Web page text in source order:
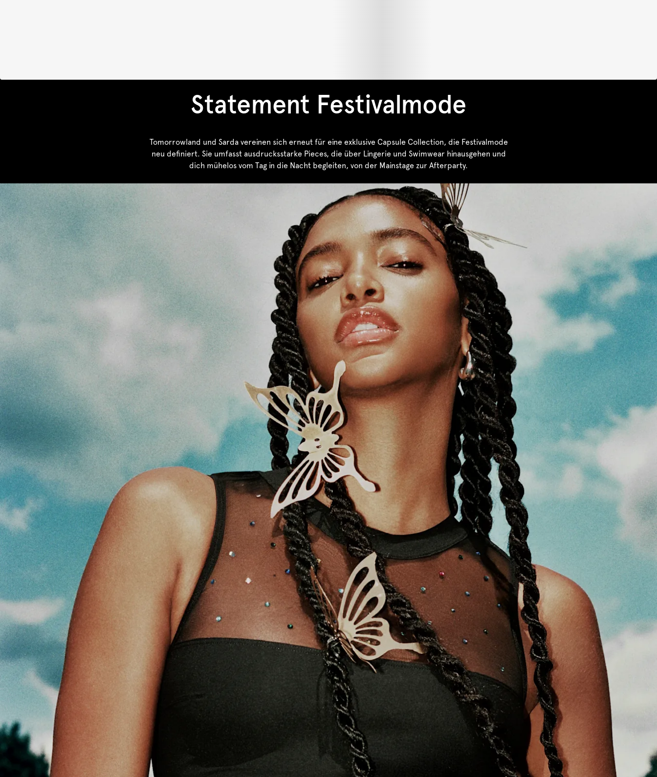
Statement Festivalmode
Tomorrowland und Sarda vereinen sich erneut für eine exklusive Capsule Collection, die Festivalmode
neu definiert. Sie umfasst ausdrucksstarke Pieces, die über Lingerie und Swimwear hinausgehen und
dich mühelos vom Tag in die Nacht begleiten, von der Mainstage zur Afterparty.